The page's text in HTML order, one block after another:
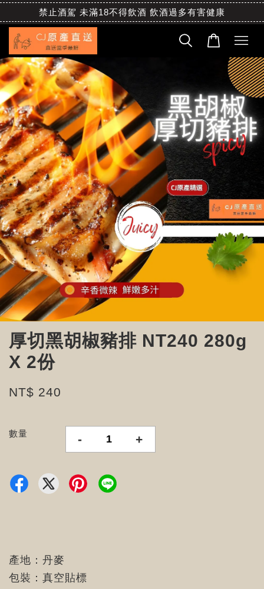
禁止酒駕 未滿18不得飲酒 飲酒過多有害健康
厚切黑胡椒豬排 NT240 280g
X 2份
NT$ 240
數量 - +
產地：丹麥
包裝：真空貼標